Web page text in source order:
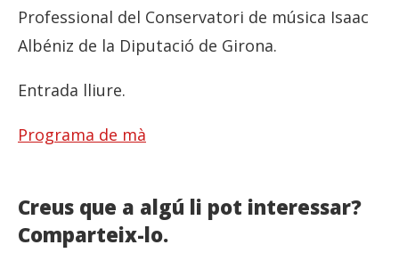
Professional del Conservatori de música Isaac
Albéniz de la Diputació de Girona.
Entrada lliure.
Programa de mà
Creus que a algú li pot interessar?
Comparteix-lo.